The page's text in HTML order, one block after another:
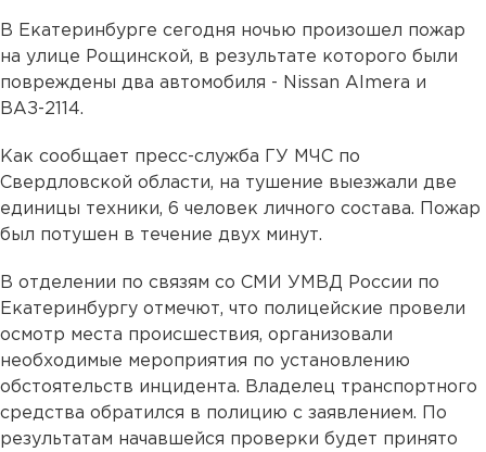
В Екатеринбурге сегодня ночью произошел пожар
на улице Рощинской, в результате которого были
повреждены два автомобиля - Nissan Almera и
ВАЗ-2114.
Как сообщает пресс-служба ГУ МЧС по
Свердловской области, на тушение выезжали две
единицы техники, 6 человек личного состава. Пожар
был потушен в течение двух минут.
В отделении по связям со СМИ УМВД России по
Екатеринбургу отмечют, что полицейские провели
осмотр места происшествия, организовали
необходимые мероприятия по установлению
обстоятельств инцидента. Владелец транспортного
средства обратился в полицию с заявлением. По
результатам начавшейся проверки будет принято